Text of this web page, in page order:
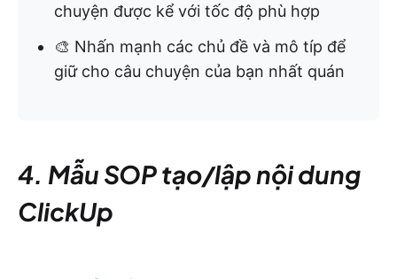
chuyện được kể với tốc độ phù hợp
🎨 Nhấn mạnh các chủ đề và mô típ để
giữ cho câu chuyện của bạn nhất quán
4. Mẫu SOP tạo/lập nội dung
ClickUp